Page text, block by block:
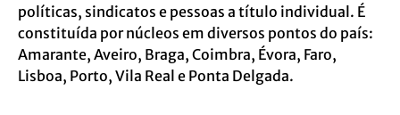
políticas, sindicatos e pessoas a título individual. É
constituída por núcleos em diversos pontos do país:
Amarante, Aveiro, Braga, Coimbra, Évora, Faro,
Lisboa, Porto, Vila Real e Ponta Delgada.